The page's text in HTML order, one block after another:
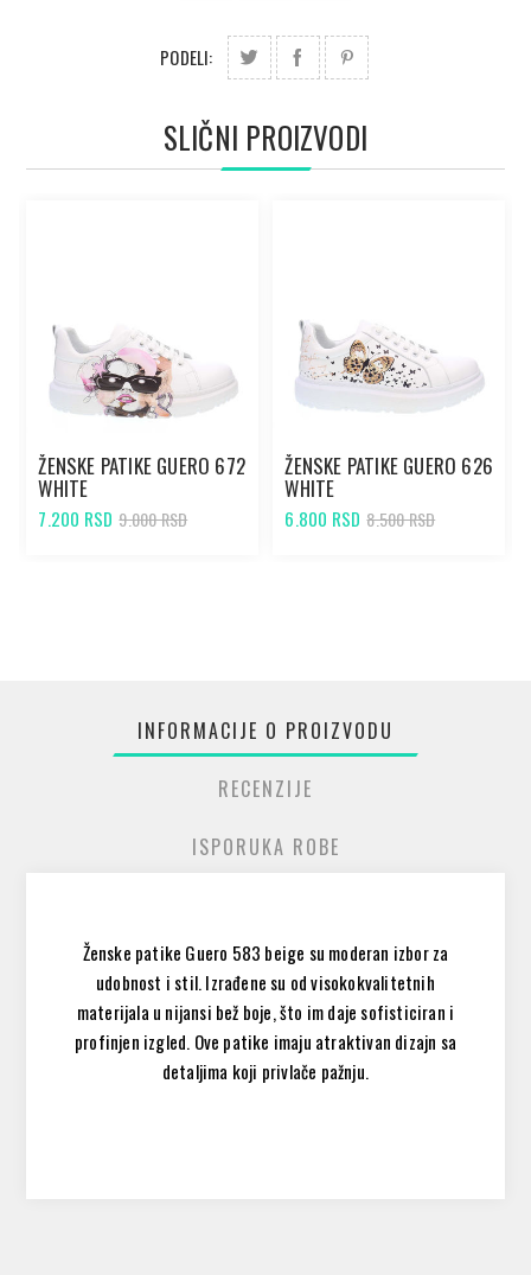
PODELI:
SLIČNI PROIZVODI
ŽENSKE PATIKE GUERO 672
WHITE
7.200 RSD 9.000 RSD
ŽENSKE PATIKE GUERO 626
WHITE
6.800 RSD 8.500 RSD
INFORMACIJE O PROIZVODU
RECENZIJE
ISPORUKA ROBE
Ženske patike Guero 583 beige su moderan izbor za
udobnost i stil. Izrađene su od visokokvalitetnih
materijala u nijansi bež boje, što im daje sofisticiran i
profinjen izgled. Ove patike imaju atraktivan dizajn sa
detaljima koji privlače pažnju.